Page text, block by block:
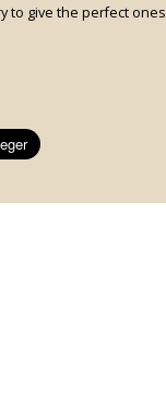
to give the perfect ones